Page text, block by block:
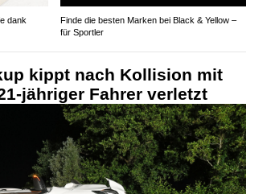
dank
Finde die besten Marken bei Black & Yellow –
für Sportler
kippt nach Kollision mit
jähriger Fahrer verletzt